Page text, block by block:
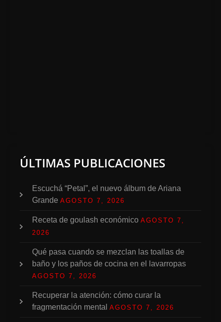
ÚLTIMAS PUBLICACIONES
Escuchá “Petal”, el nuevo álbum de Ariana
Grande AGOSTO 7, 2026
Receta de goulash económico AGOSTO 7,
2026
Qué pasa cuando se mezclan las toallas de
baño y los paños de cocina en el lavarropas
AGOSTO 7, 2026
Recuperar la atención: cómo curar la
fragmentación mental AGOSTO 7, 2026